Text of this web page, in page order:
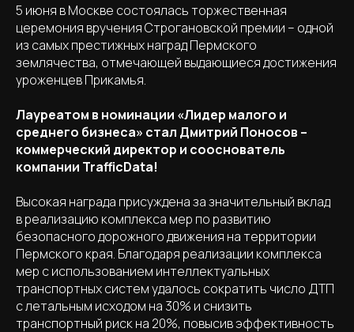
5 июня в Москве состоялась торжественная
церемония вручения Строгановской премии – одной
из самых престижных наград Пермского
землячества, отмечающей выдающиеся достижения
уроженцев Прикамья.
Лауреатом в номинации «Лидер малого и
среднего бизнеса» стал Дмитрий Поносов –
коммерческий директор и сооснователь
компании TrafficData!
Высокая награда присуждена за значительный вклад
в реализацию комплекса мер по развитию
безопасного дорожного движения на территории
Пермского края. Благодаря реализации комплекса
мер с использованием интеллектуальных
транспортных систем удалось сократить число ДТП
с летальным исходом на 30% и снизить
транспортный риск на 20%, повысив эффективность